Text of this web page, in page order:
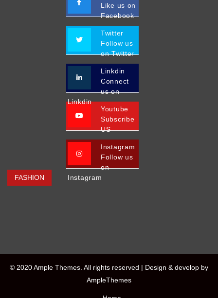
FASHION
Like us on
Facebook
Twitter
Follow us
on Twitter
Linkdin
Connect
us on
Linkdin
Youtube
Subscribe
US
Instagram
Follow us
on
Instagram
© 2020 Ample Themes. All rights reserved | Design & develop by
AmpleThemes